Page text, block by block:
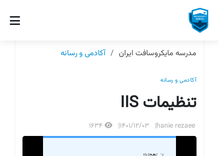
مدرسه مایکروسافت ایران آکادمی و رسانه
آکادمی و رسانه
تنظیمات IIS
hanie rezaee
1401/12/03